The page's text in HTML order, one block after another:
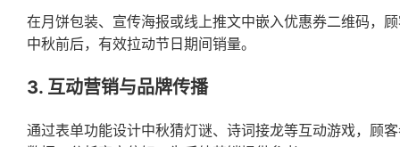
在月饼包装、宣传海报或线上推文中嵌入优惠券二维码，
中秋前后，有效拉动节日期间销量。
3. 互动营销与品牌传播
通过表单功能设计中秋猜灯谜、诗词接龙等互动游戏，顾